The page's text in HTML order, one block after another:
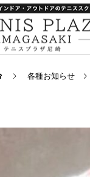
各種お知らせ